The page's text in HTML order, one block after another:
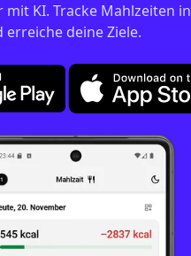
mit KI. Tracke Mahlzeiten in
erreiche deine Ziele.